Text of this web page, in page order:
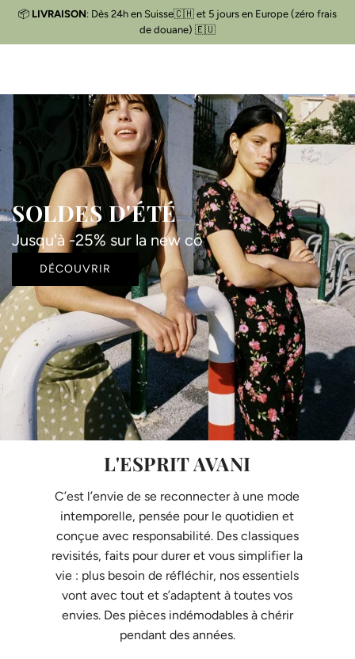
S
R
C
E
N
📦 LIVRAISON: Dès 24h en Suisse🇨🇭 et 5 jours en Europe (zéro frais
de douane) 🇪🇺
SOLDES D'ÉTÉ
Jusqu'à -25% sur la new co
DÉCOUVRIR
L'ESPRIT AVANI
C’est l’envie de se reconnecter à une mode
intemporelle, pensée pour le quotidien et
conçue avec responsabilité. Des classiques
revisités, faits pour durer et vous simplifier la
vie : plus besoin de réfléchir, nos essentiels
vont avec tout et s’adaptent à toutes vos
envies. Des pièces indémodables à chérir
pendant des années.